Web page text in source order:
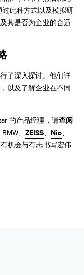
此种方式以及模拟研
其是否为企业的合适
了深入探讨。他们详
，以及了解企业在不同
的产品经理，请查阅
、 ZEISS、 Nio、
机会与有志书写宏伟